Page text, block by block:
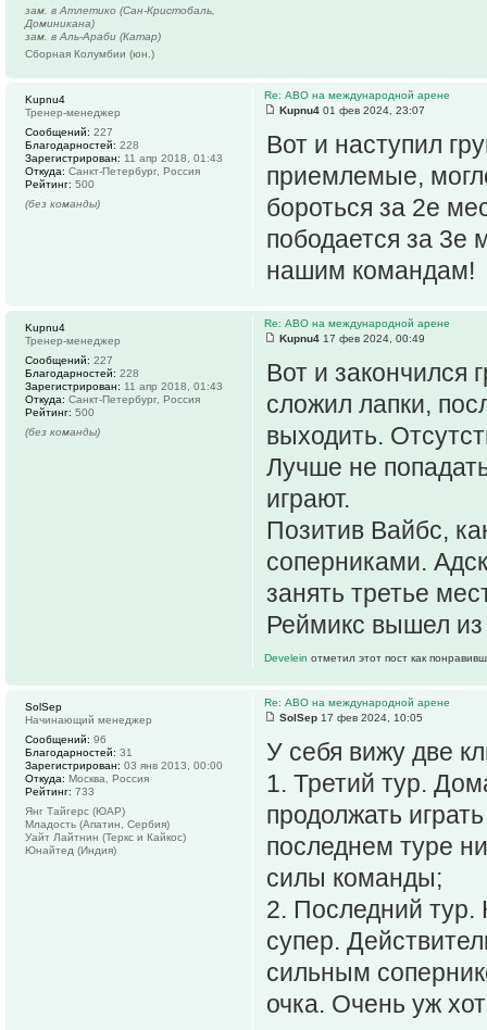
зам. в Атлетико (Сан-Кристобаль,
Доминикана)
зам. в Аль-Араби (Катар)
Сборная Колумбии (юн.)
Re: АВО на международной арене
Kupnu4 01 фев 2024, 23:07
Вот и наступил
приемлемые,
бороться за 2е
пободается за 3е
нашим командам!
Kupnu4
Тренер-менеджер
Сообщений: 227
Благодарностей: 228
Зарегистрирован: 11 апр 2018, 01:43
Откуда: Санкт-Петербург, Россия
Рейтинг: 500
(без команды)
Re: АВО на международной арене
Kupnu4 17 фев 2024, 00:49
Вот и закончился
сложил лапки,
выходить.
Лучше не
играют.
Позитив Вайбс,
соперниками.
занять третье
Реймикс вышел из
Develein отметил этот пост как
Kupnu4
Тренер-менеджер
Сообщений: 227
Благодарностей: 228
Зарегистрирован: 11 апр 2018, 01:43
Откуда: Санкт-Петербург, Россия
Рейтинг: 500
(без команды)
Re: АВО на международной арене
SolSep 17 фев 2024, 10:05
У себя вижу две
1. Третий тур.
продолжать
последнем туре
силы команды;
2. Последний тур.
супер.
сильным
очка. Очень уж
SolSep
Начинающий менеджер
Сообщений: 96
Благодарностей: 31
Зарегистрирован: 03 янв 2013, 00:00
Откуда: Москва, Россия
Рейтинг: 733
Янг Тайгерс (ЮАР)
Младость (Апатин, Сербия)
Уайт Лайтнин (Теркс и Кайкос)
Юнайтед (Индия)